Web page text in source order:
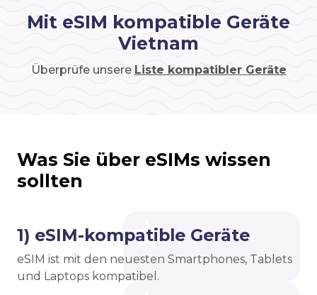
Mit eSIM kompatible Geräte
Vietnam
Überprüfe unsere Liste kompatibler Geräte
Was Sie über eSIMs wissen
sollten
1) eSIM-kompatible Geräte
eSIM ist mit den neuesten Smartphones, Tablets
und Laptops kompatibel.